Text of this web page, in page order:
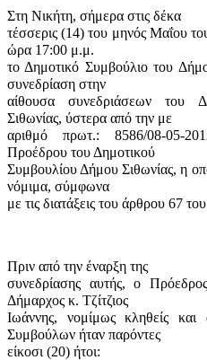
Στη Νικήτη, σήμερα στις δέκα
τέσσερις (14) του μηνός Μαΐου
ώρα 17:00 μ.μ.
το Δημοτικό Συμβούλιο του
συνεδρίαση στην
αίθουσα συνεδριάσεων του
Σιθωνίας, ύστερα από την με
αριθμό πρωτ.: 8586/08-05-
Προέδρου του Δημοτικού
Συμβουλίου Δήμου Σιθωνίας, η
νόμιμα, σύμφωνα
με τις διατάξεις του άρθρου 67
Πριν από την έναρξη της
συνεδρίασης αυτής, ο
Δήμαρχος κ. Τζίτζιος
Ιωάννης, νομίμως κληθείς
Συμβούλων ήταν παρόντες
είκοσι (20) ήτοι: